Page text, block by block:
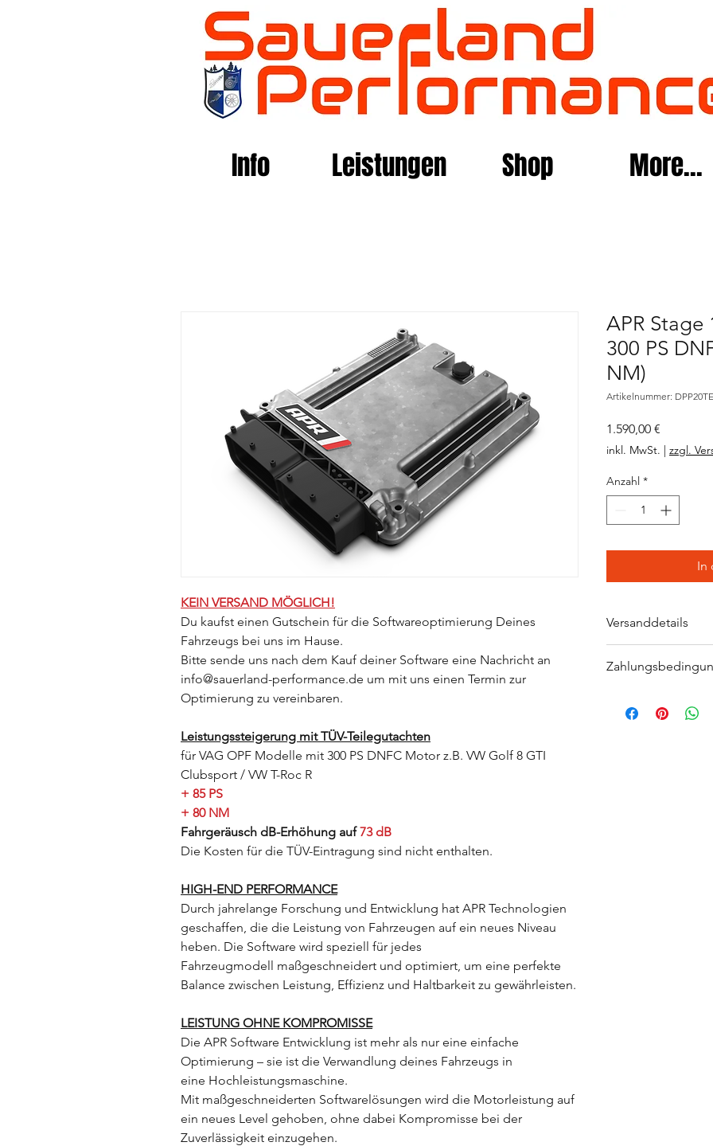
Info Leistungen Shop More...
KEIN VERSAND MÖGLICH!
Du kaufst einen Gutschein für die Softwareoptimierung Deines
Fahrzeugs bei uns im Hause.
Bitte sende uns nach dem Kauf deiner Software eine Nachricht an
info@sauerland-performance.de um mit uns einen Termin zur
Optimierung zu vereinbaren.
Leistungssteigerung mit TÜV-Teilegutachten
für VAG OPF Modelle mit 300 PS DNFC Motor z.B. VW Golf 8 GTI
Clubsport / VW T-Roc R
+ 85 PS
+ 80 NM
Fahrgeräusch dB-Erhöhung auf73 dB
Die Kosten für die TÜV-Eintragung sind nicht enthalten.
HIGH-END PERFORMANCE
Durch jahrelange Forschung und Entwicklung hat APR Technologien
geschaffen, die die Leistung von Fahrzeugen auf ein neues Niveau
heben. Die Software wird speziell für jedes
Fahrzeugmodell maßgeschneidert und optimiert, um eine perfekte
Balance zwischen Leistung, Effizienz und Haltbarkeit zu gewährleisten.
LEISTUNG OHNE KOMPROMISSE
Die APR Software Entwicklung ist mehr als nur eine einfache
Optimierung – sie ist die Verwandlung deines Fahrzeugs in
eine Hochleistungsmaschine.
Mit maßgeschneiderten Softwarelösungen wird die Motorleistung auf
ein neues Level gehoben, ohne dabei Kompromisse bei der
Zuverlässigkeit einzugehen.
APR Stage
300 PS
NM)
Artikelnummer:
1.590,00 €
inkl. MwSt. | zzgl.
Anzahl *
In
Versanddetails
Ein Versand dieses
bei uns in der
Wir behalten uns